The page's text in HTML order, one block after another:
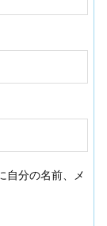
自分の名前、メ